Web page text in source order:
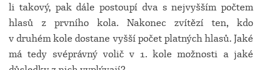
li takový, pak dále postoupí dva s nejvyšším počtem
hlasů z prvního kola. Nakonec zvítězí ten, kdo
v druhém kole dostane vyšší počet platných hlasů. Jaké
má tedy svéprávný volič v 1. kole možnosti a jaké